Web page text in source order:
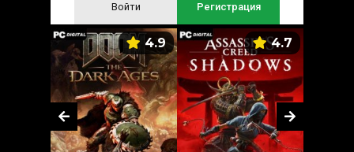
Войти Регистрация
4.9 4.7